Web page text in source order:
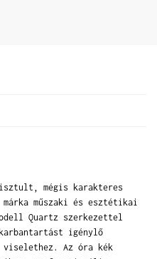
mégis karakteres
műszaki és esztétikai
Quartz szerkezettel
igénylő
viselethez. Az óra kék